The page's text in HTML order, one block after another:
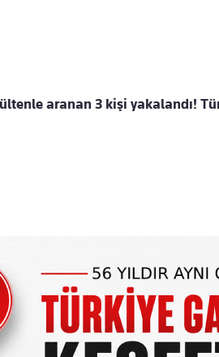
aranan 3 kişi yakalandı!